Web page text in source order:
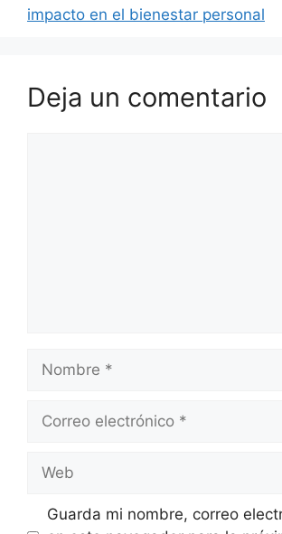
impacto en el bienestar personal
Deja un comentario
Nombre
Correo
Web
Guarda mi nombre, correo